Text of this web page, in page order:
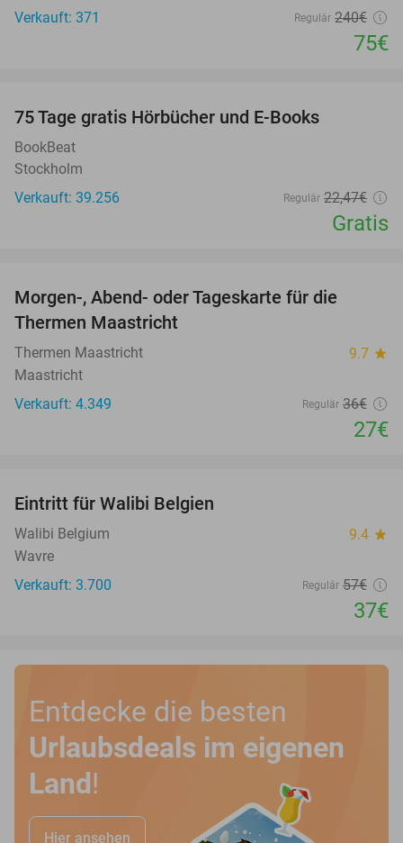
Verkauft: 371
Regulär 240€
75€
75 Tage gratis Hörbücher und E-Books
BookBeat
Stockholm
Verkauft: 39.256
Regulär 22,47€
Gratis
Morgen-, Abend- oder Tageskarte für die
Thermen Maastricht
Thermen Maastricht 9.7 star
Maastricht
Verkauft: 4.349
Regulär 36€
27€
Eintritt für Walibi Belgien
Walibi Belgium 9.4 star
Wavre
Verkauft: 3.700
Regulär 57€
37€
Entdecke die besten
Urlaubsdeals im eigenen
Land!
Hier ansehen